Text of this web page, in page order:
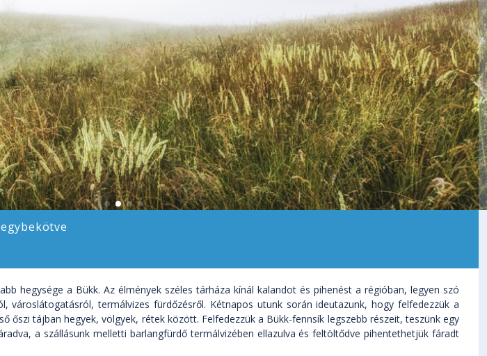
hegysége a Bükk. Az élmények széles tárháza kínál kalandot és pihenést a régióban, legyen szó
városlátogatásról, termálvizes fürdőzésről. Kétnapos utunk során ideutazunk, hogy felfedezzük a
őszi tájban hegyek, völgyek, rétek között. Felfedezzük a Bükk-fennsík legszebb részeit, teszünk egy
a szállásunk melletti barlangfürdő termálvizében ellazulva és feltöltődve pihentethetjük fáradt